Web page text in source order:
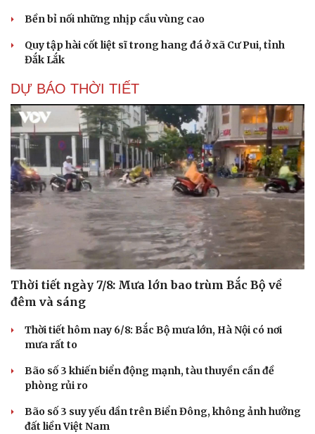
Bền bỉ nối những nhịp cầu vùng cao
Quy tập hài cốt liệt sĩ trong hang đá ở xã Cư Pui, tỉnh
Đắk Lắk
DỰ BÁO THỜI TIẾT
Thời tiết ngày 7/8: Mưa lớn bao trùm Bắc Bộ về
đêm và sáng
Thời tiết hôm nay 6/8: Bắc Bộ mưa lớn, Hà Nội có nơi
mưa rất to
Bão số 3 khiến biển động mạnh, tàu thuyền cần đề
phòng rủi ro
Bão số 3 suy yếu dần trên Biển Đông, không ảnh hưởng
đất liền Việt Nam